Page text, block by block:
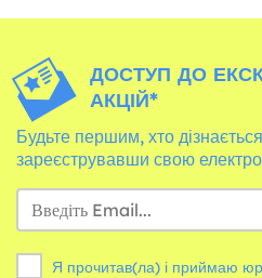
ДОСТУП ДО
АКЦІЙ*
Будьте першим, хто
зареєструвавши свою
Я прочитав(ла) і приймаю